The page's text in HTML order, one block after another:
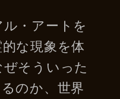
・アートを
な現象を体
そういった
のか、世界